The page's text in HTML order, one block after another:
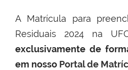
A Matrícula para
Residuais 2024 na
exclusivamente de
em nosso Portal de